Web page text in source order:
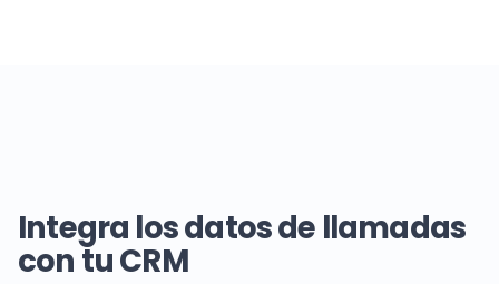
Integra los datos de llamadas
con tu CRM